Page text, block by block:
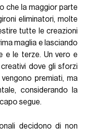
che la maggior parte
eliminatori, molte
tutte le creazioni
maglia e lasciando
e le terze. Un vero e
dove gli sforzi
premiati, ma
considerando la
segue.
decidono di non